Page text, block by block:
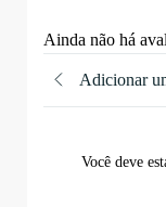
Ainda não há
Adicionar
Você deve